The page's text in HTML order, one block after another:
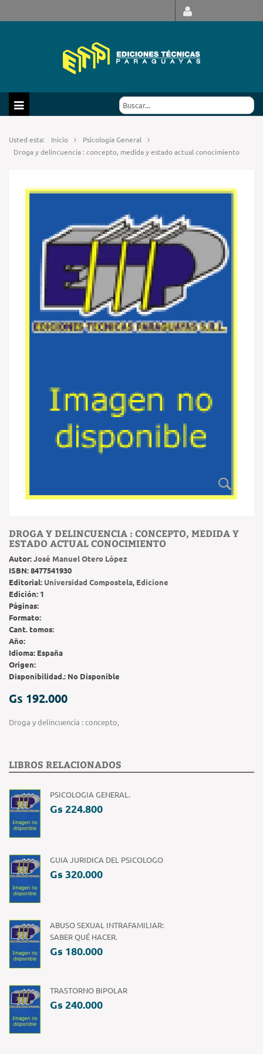
Usted esta: Inicio
Psicología General
Droga y delincuencia : concepto, medida y estado actual conocimiento
DROGA Y DELINCUENCIA : CONCEPTO, MEDIDA Y
ESTADO ACTUAL CONOCIMIENTO
Autor:José Manuel Otero López
ISBN:8477541930
Editorial: Universidad Compostela, Edicione
Edición: 1
Páginas:
Formato:
Cant. tomos:
Año:
Idioma: España
Origen:
Disponibilidad.: No Disponible
Gs 192.000
Droga y delincuencia : concepto,
LIBROS RELACIONADOS
PSICOLOGIA GENERAL.
Gs 224.800
GUIA JURIDICA DEL PSICOLOGO
Gs 320.000
ABUSO SEXUAL INTRAFAMILIAR:
SABER QUÉ HACER.
Gs 180.000
TRASTORNO BIPOLAR
Gs 240.000